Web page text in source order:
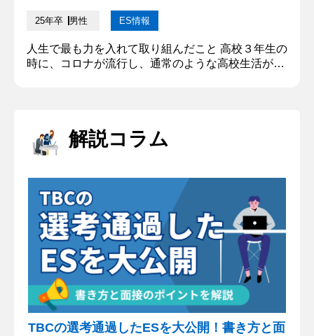
25年卒 男性 ES情報
人生で最も力を入れて取り組んだこと 高校３年生の
時に、コロナが流行し、通常のような高校生活が送
ったですが、残った同級生を中心に新しいチームを
作りました。スケジュール面や体力面などきついこ
解説コラム
TBCの選考通過したESを大公開！書き方と面